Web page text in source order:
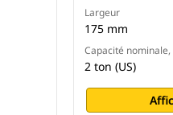
Largeur
175 mm
Capacité
2 ton (US)